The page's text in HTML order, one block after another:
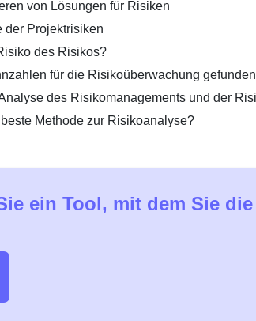
von Lösungen für Risiken
der Projektrisiken
des Risikos?
für die Risikoüberwachung
des Risikomanagements und der
Methode zur Risikoanalyse?
ein Tool, mit dem Sie